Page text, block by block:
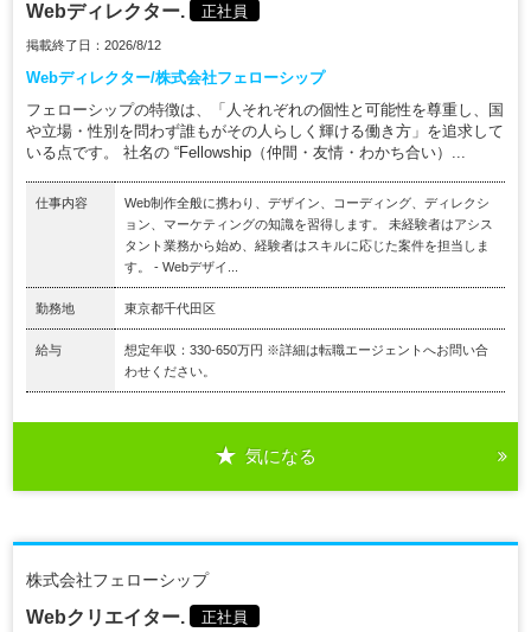
Webディレクター. 正社員
掲載終了日：2026/8/12
Webディレクター/株式会社フェローシップ
フェローシップの特徴は、「人それぞれの個性と可能性を尊重し、国
や立場・性別を問わず誰もがその人らしく輝ける働き方」を追求して
いる点です。 社名の “Fellowship（仲間・友情・わかち合い）...
仕事内容
Web制作全般に携わり、デザイン、コーディング、ディレクシ
ョン、マーケティングの知識を習得します。 未経験者はアシス
タント業務から始め、経験者はスキルに応じた案件を担当しま
す。 - Webデザイ...
勤務地 東京都千代田区
給与
想定年収：330-650万円 ※詳細は転職エージェントへお問い合
わせください。
気になる
株式会社フェローシップ
Webクリエイター. 正社員